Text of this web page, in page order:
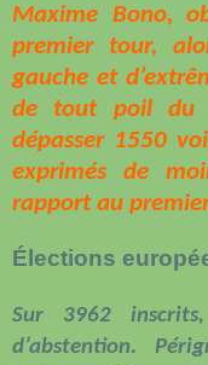
Maxime Bono,
premier tour,
gauche et
de tout poil du
dépasser 1550
exprimés de
rapport au
Élections
Sur 3962
d’abstention.